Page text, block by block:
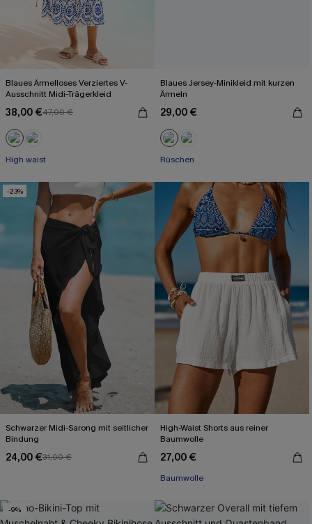
Blaues Ärmelloses Verziertes V-
Ausschnitt Midi-Trägerkleid
38,00 €47,00 €
High waist
Blaues Jersey-Minikleid mit kurzen
Ärmeln
29,00 €
Rüschen
-23%
Schwarzer Midi-Sarong mit seitlicher
Bindung
24,00 €31,00 €
High-Waist Shorts aus reiner
Baumwolle
27,00 €
Baumwolle
-9%